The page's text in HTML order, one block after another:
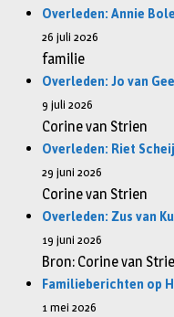
Overleden: Annie
26 juli 2026
familie
Overleden: Jo van
9 juli 2026
Corine van Strien
Overleden: Riet
29 juni 2026
Corine van Strien
Overleden: Zus van
19 juni 2026
Bron: Corine van
Familieberichten op
1 mei 2026